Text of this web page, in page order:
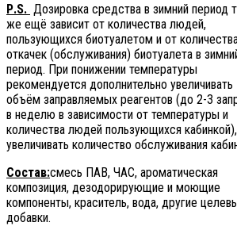
Р.S. Дозировка средства в зимний период
же ещё зависит от количества людей,
пользующихся биотуалетом и от
откачек (обслуживания) биотуалета в
период. При понижении температуры
рекомендуется дополнительно увеличивать
объём заправляемых реагентов (до 2-3
в неделю в зависимости от температуры и
количества людей пользующихся кабинкой),
увеличивать количество обслуживания
Состав:смесь ПАВ, ЧАС, ароматическая
композиция, дезодорирующие и моющие
компоненты, краситель, вода, другие
добавки.